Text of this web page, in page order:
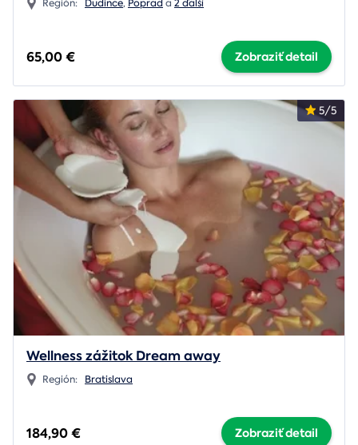
Región: Dudince, Poprada 2 ďalší
65,00 € Zobraziť detail
5/5
Wellness zážitok Dream away
Región: Bratislava
184,90 € Zobraziť detail